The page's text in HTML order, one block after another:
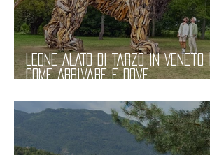
LEONE ALATO di Tarzo in Veneto |
Come Arrivare e Dove